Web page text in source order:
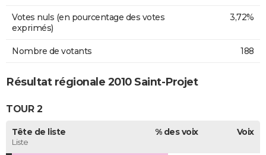
Votes nuls (en pourcentage des votes
exprimés)
3,72%
Nombre de votants 188
Résultat régionale 2010 Saint-Projet
TOUR 2
Tête de liste
Liste
% des voix Voix